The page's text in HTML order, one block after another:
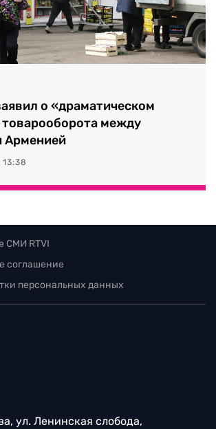
о «драматическом
между
Арменией
СМИ RTVI
соглашение
персональных данных
ул. Ленинская слобода,